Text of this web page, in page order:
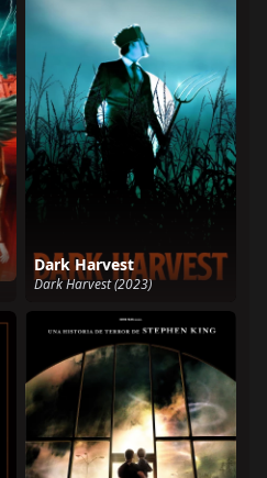
Dark Harvest
Dark Harvest (2023)